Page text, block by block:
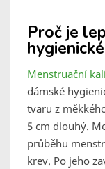
Proč je
Menstruační
dámské
tvaru z
5 cm dlouhý.
průběhu
krev. Po jeho